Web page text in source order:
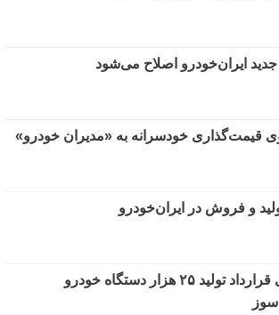
ایران‌خودرو اصلاح می‌شود
قیمت‌گذاری خودسرانه به «مدیران خودرو»
و فروش در ایران‌خودرو
امضای قرارداد تولید ۲۵ هزار دستگاه خودرو